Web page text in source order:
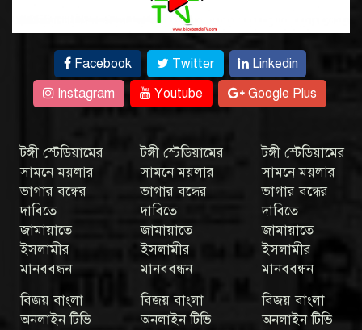
Facebook Twitter
Linkedin
Instagram
Youtube Google Plus
টঙ্গী স্টেডিয়ামের
সামনে ময়লার
ভাগার বন্ধের
দাবিতে
জামায়াতে
ইসলামীর
মানববন্ধন
বিজয় বাংলা
অনলাইন টিভি
টঙ্গী স্টেডিয়ামের
সামনে ময়লার
ভাগার বন্ধের
দাবিতে
জামায়াতে
ইসলামীর
মানববন্ধন
বিজয় বাংলা
অনলাইন টিভি
টঙ্গী স্টেডিয়ামের
সামনে ময়লার
ভাগার বন্ধের
দাবিতে
জামায়াতে
ইসলামীর
মানববন্ধন
বিজয় বাংলা
অনলাইন টিভি